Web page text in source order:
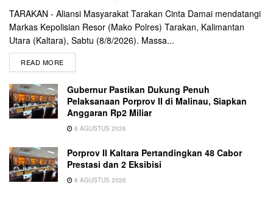
TARAKAN - Aliansi Masyarakat Tarakan Cinta Damai mendatangi
Markas Kepolisian Resor (Mako Polres) Tarakan, Kalimantan
Utara (Kaltara), Sabtu (8/8/2026). Massa...
READ MORE
Gubernur Pastikan Dukung Penuh
Pelaksanaan Porprov II di Malinau, Siapkan
Anggaran Rp2 Miliar
8 AGUSTUS 2026
Porprov II Kaltara Pertandingkan 48 Cabor
Prestasi dan 2 Eksibisi
8 AGUSTUS 2026